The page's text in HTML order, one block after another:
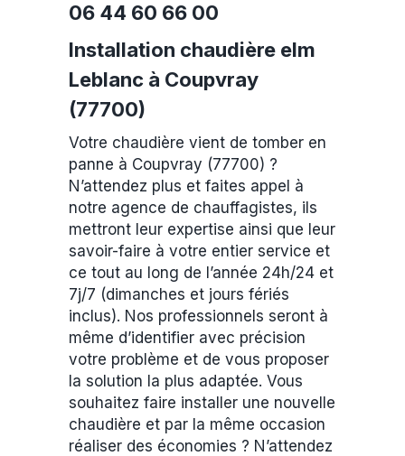
06 44 60 66 00
Installation chaudière elm
Leblanc à Coupvray
(77700)
Votre chaudière vient de tomber en
panne à Coupvray (77700) ?
N’attendez plus et faites appel à
notre agence de chauffagistes, ils
mettront leur expertise ainsi que leur
savoir-faire à votre entier service et
ce tout au long de l’année 24h/24 et
7j/7 (dimanches et jours fériés
inclus). Nos professionnels seront à
même d’identifier avec précision
votre problème et de vous proposer
la solution la plus adaptée. Vous
souhaitez faire installer une nouvelle
chaudière et par la même occasion
réaliser des économies ? N’attendez